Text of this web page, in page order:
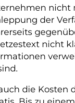
der
nicht
die